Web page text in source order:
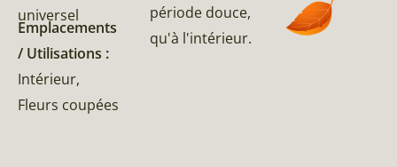
universel
Emplacements
/ Utilisations :
Intérieur,
Fleurs coupées
période douce,
qu'à l'intérieur.